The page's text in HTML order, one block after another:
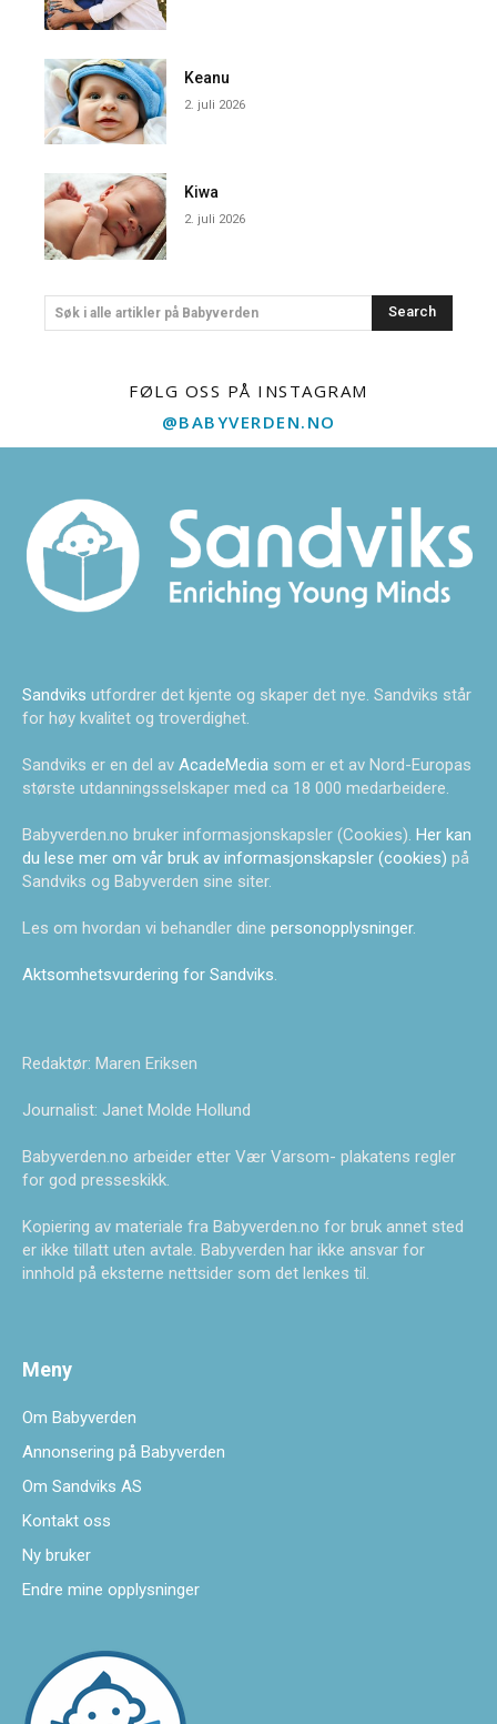
Keanu
2. juli 2026
Kiwa
2. juli 2026
Søk i alle artikler på Babyverden Search
FØLG OSS PÅ INSTAGRAM
@BABYVERDEN.NO
Sandviks utfordrer det kjente og skaper det nye. Sandviks står
for høy kvalitet og troverdighet.
Sandviks er en del av AcadeMedia som er et av Nord-Europas
største utdanningsselskaper med ca 18 000 medarbeidere.
Babyverden.no bruker informasjonskapsler (Cookies). Her kan
du lese mer om vår bruk av informasjonskapsler (cookies) på
Sandviks og Babyverden sine siter.
Les om hvordan vi behandler dine personopplysninger.
Aktsomhetsvurdering for Sandviks.
Redaktør: Maren Eriksen
Journalist: Janet Molde Hollund
Babyverden.no arbeider etter Vær Varsom- plakatens regler
for god presseskikk.
Kopiering av materiale fra Babyverden.no for bruk annet sted
er ikke tillatt uten avtale. Babyverden har ikke ansvar for
innhold på eksterne nettsider som det lenkes til.
Meny
Om Babyverden
Annonsering på Babyverden
Om Sandviks AS
Kontakt oss
Ny bruker
Endre mine opplysninger